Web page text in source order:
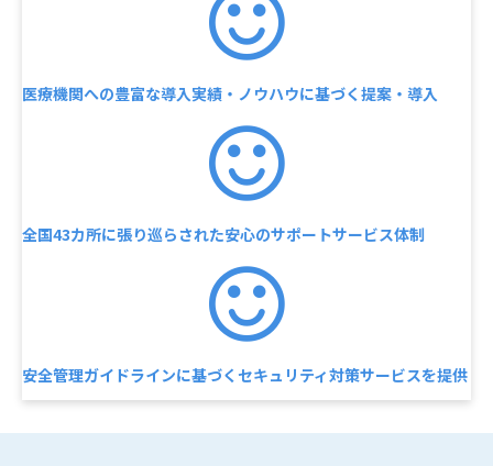
医療機関への豊富な導入実績・ノウハウに基づく提案・導入
全国43カ所に張り巡らされた安心のサポートサービス体制
安全管理ガイドラインに基づくセキュリティ対策サービスを提供